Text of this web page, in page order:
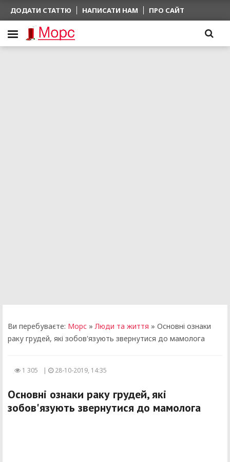
ДОДАТИ СТАТТЮ НАПИСАТИ НАМ ПРО САЙТ
Ви перебуваєте: Морс »Люди та життя » Основні ознаки
раку грудей, які зобов'язують звернутися до мамолога
1 305 | 28-10-2019, 14:35
Основні ознаки раку грудей, які
зобов'язують звернутися до мамолога